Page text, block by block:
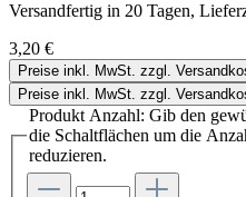
Versandfertig in 20 Tagen,
3,20 €
Preise inkl. MwSt. zzgl.
Preise inkl. MwSt. zzgl.
Produkt Anzahl: Gib den
die Schaltflächen um die
reduzieren.